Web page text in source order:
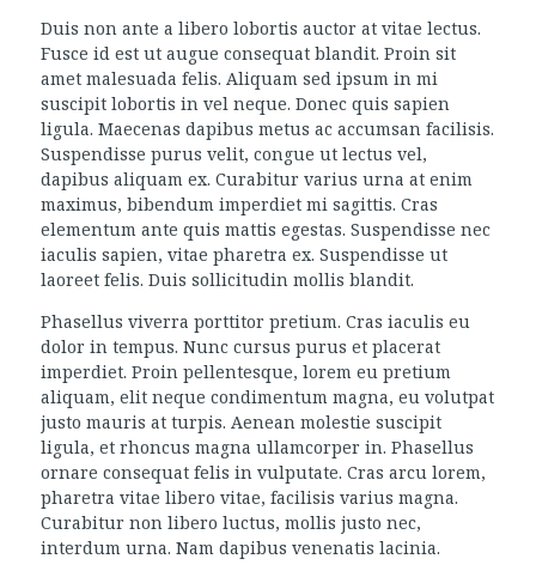
Duis non ante a libero lobortis auctor at vitae lectus.
Fusce id est ut augue consequat blandit. Proin sit
amet malesuada felis. Aliquam sed ipsum in mi
suscipit lobortis in vel neque. Donec quis sapien
ligula. Maecenas dapibus metus ac accumsan facilisis.
Suspendisse purus velit, congue ut lectus vel,
dapibus aliquam ex. Curabitur varius urna at enim
maximus, bibendum imperdiet mi sagittis. Cras
elementum ante quis mattis egestas. Suspendisse nec
iaculis sapien, vitae pharetra ex. Suspendisse ut
laoreet felis. Duis sollicitudin mollis blandit.
Phasellus viverra porttitor pretium. Cras iaculis eu
dolor in tempus. Nunc cursus purus et placerat
imperdiet. Proin pellentesque, lorem eu pretium
aliquam, elit neque condimentum magna, eu volutpat
justo mauris at turpis. Aenean molestie suscipit
ligula, et rhoncus magna ullamcorper in. Phasellus
ornare consequat felis in vulputate. Cras arcu lorem,
pharetra vitae libero vitae, facilisis varius magna.
Curabitur non libero luctus, mollis justo nec,
interdum urna. Nam dapibus venenatis lacinia.